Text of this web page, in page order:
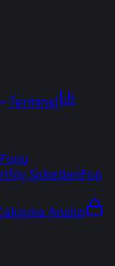
Terminal
ŞirketleriFon
Analizi